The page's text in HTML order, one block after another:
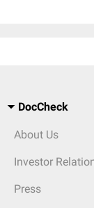
DocCheck
About Us
Investor
Press